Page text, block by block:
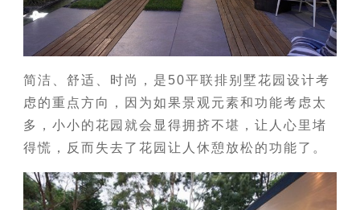
简洁、舒适、时尚，是50平联排别墅花园设计考
虑的重点方向，因为如果景观元素和功能考虑太
多，小小的花园就会显得拥挤不堪，让人心里堵
得慌，反而失去了花园让人休憩放松的功能了。